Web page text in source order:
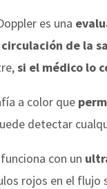
es una
de la
si el médico lo
a color que
detectar
con un
rojos en el flujo